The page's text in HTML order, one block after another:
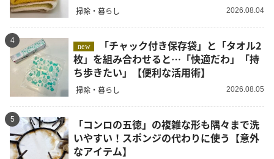
掃除・暮らし 2026.08.04
4
new
枚」を組み合わせると…「快適だわ」「持
ち歩きたい」【便利な活用術】
掃除・暮らし 2026.08.05
5
「コンロの五徳」の複雑な形も隅々まで洗
いやすい！スポンジの代わりに使う【意外
なアイテム】